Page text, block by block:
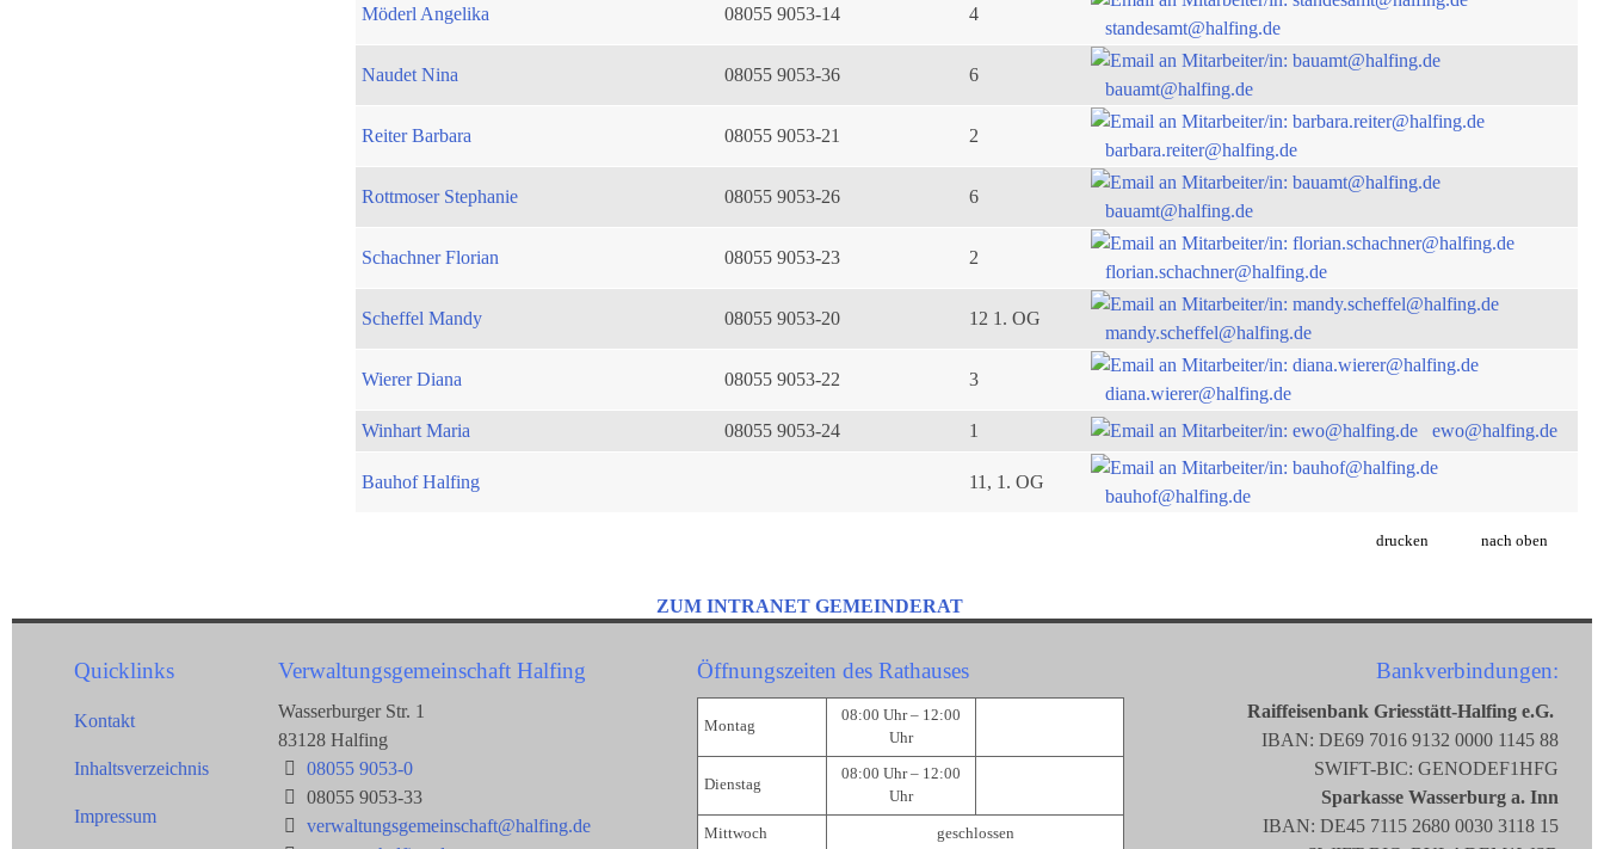
Möderl Angelika 08055 9053-14 4
standesamt@halfing.de
Naudet Nina 08055 9053-36 6
bauamt@halfing.de
Reiter Barbara 08055 9053-21 2
barbara.reiter@halfing.de
Rottmoser Stephanie 08055 9053-26 6
bauamt@halfing.de
Schachner Florian 08055 9053-23 2
florian.schachner@halfing.de
Scheffel Mandy 08055 9053-20 12 1. OG
mandy.scheffel@halfing.de
Wierer Diana 08055 9053-22 3
diana.wierer@halfing.de
Winhart Maria
08055 9053-24 1 ewo@halfing.de
Bauhof Halfing 11, 1. OG
bauhof@halfing.de
drucken nach oben
ZUM INTRANET GEMEINDERAT
Quicklinks
Kontakt
Inhaltsverzeichnis
Impressum
Verwaltungsgemeinschaft Halfing
Wasserburger Str. 1
83128 Halfing
08055 9053-0
08055 9053-33
verwaltungsgemeinschaft@halfing.de
Öffnungszeiten des Rathauses
Montag
08:00 Uhr – 12:00
Uhr
Dienstag
08:00 Uhr – 12:00
Uhr
Mittwoch geschlossen
Bankverbindungen:
Raiffeisenbank Griesstätt-Halfing e.G.
IBAN: DE69 7016 9132 0000 1145 88
SWIFT-BIC: GENODEF1HFG
Sparkasse Wasserburg a. Inn
IBAN: DE45 7115 2680 0030 3118 15